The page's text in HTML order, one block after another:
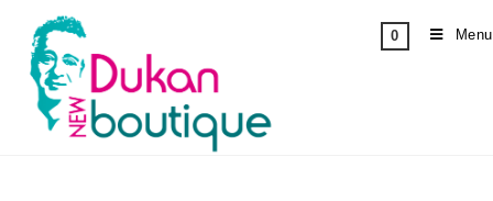
0 Menu